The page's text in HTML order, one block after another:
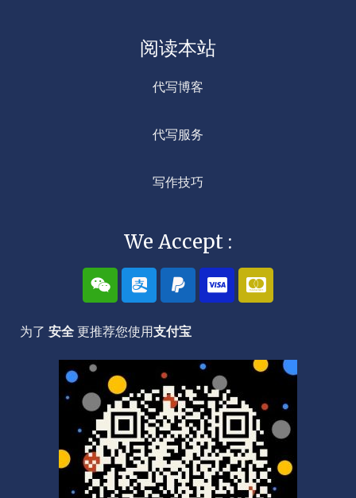
阅读本站
代写博客
代写服务
写作技巧
We Accept :
W
e
i
x
n
A
l
i
p
a
y
P
a
y
p
l
C
c
-
s
a
C
c
-
s
t
e
r
c
a
r
d
为了 安全 更推荐您使用支付宝